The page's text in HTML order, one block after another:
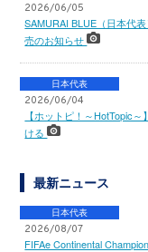
2026/06/05
SAMURAI BLUE（日本代
売のお知らせ
日本代表
2026/06/04
【ホットピ！～HotTopic
ける
最新ニュース
日本代表
2026/08/07
FIFAe Continental